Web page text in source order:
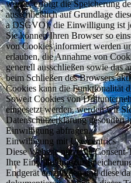
wurde, erfolgt die Speicherung
ausschließlich auf Grundlage
a DSGVO); die Einwilligung ist
Sie können Ihren Browser so
von Cookies informiert werden
erlauben, die Annahme von
generell ausschließen sowie das
beim Schließen des Browsers
Cookies kann die Funktionalität
Soweit Cookies von
eingesetzt werden, werden wir
Datenschutzerklärung gesondert
Einwilligung abfragen.
Einwilligung mit Usercentrics
Diese Website nutzt die
Ihre Einwilligung zur
Endgerät einzuholen und diese